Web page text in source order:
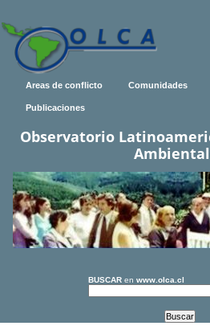
Areas de conflicto Comunidades
Publicaciones
Observatorio
BUSCAR en www.olca.cl